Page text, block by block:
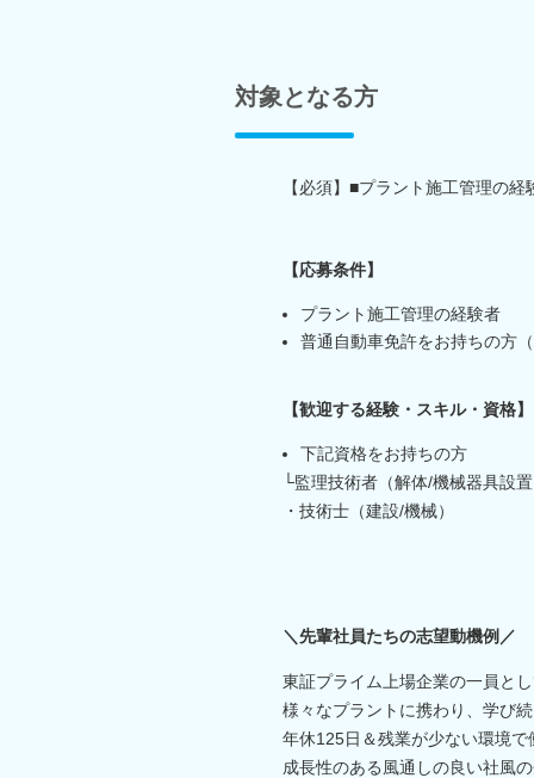
対象となる方
【必須】■プラント施工管理の
【応募条件】
プラント施工管理の経験者
普通自動車免許をお持ちの方
【歓迎する経験・スキル・資格】
下記資格をお持ちの方
└監理技術者（解体/機械器具設
・技術士（建設/機械）
＼先輩社員たちの志望動機例／
東証プライム上場企業の一員と
様々なプラントに携わり、学び
年休125日＆残業が少ない環境で
成長性のある風通しの良い社風